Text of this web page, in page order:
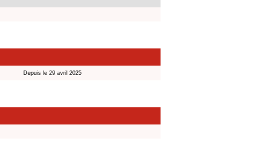
Depuis le 29 avril 2025